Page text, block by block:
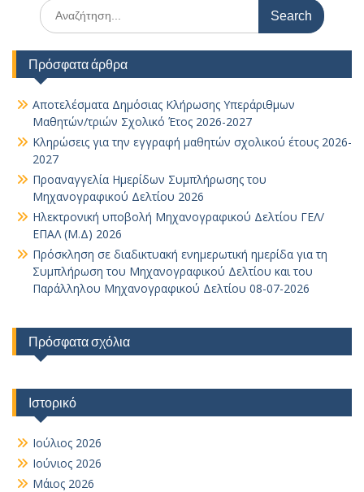
Search
for:
Πρόσφατα άρθρα
Αποτελέσματα Δημόσιας Κλήρωσης Υπεράριθμων
Μαθητών/τριών Σχολικό Έτος 2026-2027
Κληρώσεις για την εγγραφή μαθητών σχολικού έτους 2026-
2027
Προαναγγελία Ημερίδων Συμπλήρωσης του
Μηχανογραφικού Δελτίου 2026
Ηλεκτρονική υποβολή Μηχανογραφικού Δελτίου ΓΕΛ/
ΕΠΑΛ (Μ.Δ) 2026
Πρόσκληση σε διαδικτυακή ενημερωτική ημερίδα για τη
Συμπλήρωση του Μηχανογραφικού Δελτίου και του
Παράλληλου Μηχανογραφικού Δελτίου 08-07-2026
Πρόσφατα σχόλια
Ιστορικό
Ιούλιος 2026
Ιούνιος 2026
Μάιος 2026